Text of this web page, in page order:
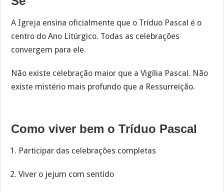
A Igreja ensina oficialmente que o Tríduo Pascal é o
centro do Ano Litúrgico. Todas as celebrações
convergem para ele.
Não existe celebração maior que a Vigília Pascal. Não
existe mistério mais profundo que a Ressurreição.
Como viver bem o Tríduo Pascal
Participar das celebrações completas
Viver o jejum com sentido